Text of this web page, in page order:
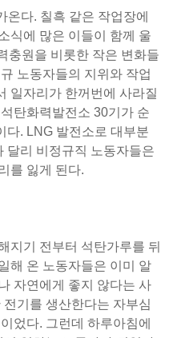
온다. 칠흑 같은 작업장에
식에 많은 이들이 함께 울
충원을 비롯한 작은 변화들
노동자들의 지위와 작업
일자리가 한꺼번에 사라질
탄화력발전소 30기가 순
다. LNG 발전소로 대부분
달리 비정규직 노동자들은
를 잃게 된다.
지기 전부터 석탄가루를 뒤
해 온 노동자들은 이미 알
자연에게 좋지 않다는 사
기를 생산한다는 자부심
었다. 그런데 하루아침에